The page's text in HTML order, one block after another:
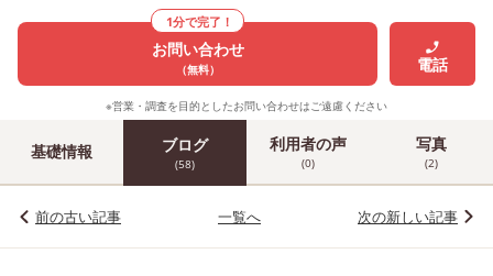
1分で完了！
お問い合わせ
（無料） 電話
※営業・調査を目的としたお問い合わせはご遠慮ください
基礎情報 ブログ
(58)
利用者の声
(0)
写真
(2)
前の古い記事 一覧へ 次の新しい記事